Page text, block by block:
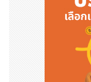
- University
งและเป็นจุดหมา
ามเข้าศึกษาต่อใน
inn สามารถการัน